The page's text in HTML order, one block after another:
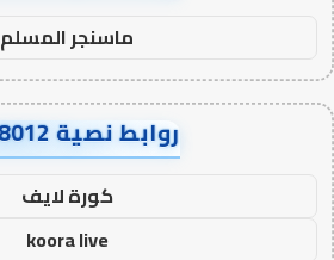
ماسنجر المسلم
روابط نصية AA18012
كورة لايف
koora live